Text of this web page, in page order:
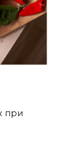
при